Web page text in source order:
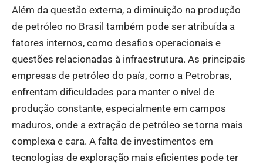
Além da questão externa, a diminuição na produção
de petróleo no Brasil também pode ser atribuída a
fatores internos, como desafios operacionais e
questões relacionadas à infraestrutura. As principais
empresas de petróleo do país, como a Petrobras,
enfrentam dificuldades para manter o nível de
produção constante, especialmente em campos
maduros, onde a extração de petróleo se torna mais
complexa e cara. A falta de investimentos em
tecnologias de exploração mais eficientes pode ter